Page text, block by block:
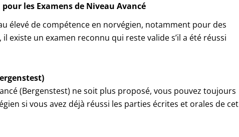
les Examens de Niveau Avancé
élevé de compétence en norvégien, notamment pour des
existe un examen reconnu qui reste valide s’il a été réussi
(Bergenstest) ne soit plus proposé, vous pouvez toujours
si vous avez déjà réussi les parties écrites et orales de cet